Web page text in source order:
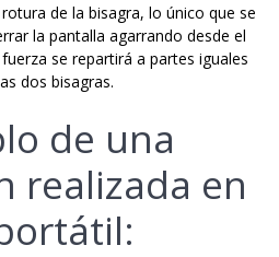
de la bisagra, lo único que se
la pantalla agarrando desde el
se repartirá a partes iguales
dos bisagras.
de una
realizada en